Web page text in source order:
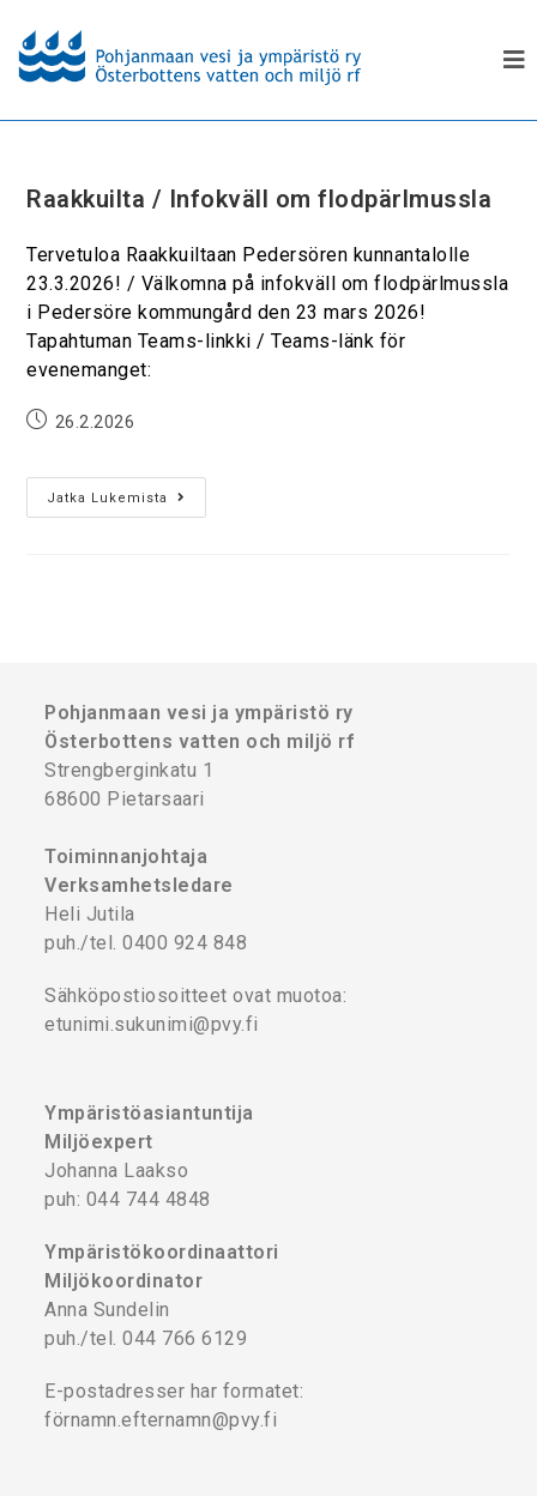
Raakkuilta / Infokväll om flodpärlmussla
Tervetuloa Raakkuiltaan Pedersören kunnantalolle
23.3.2026! / Välkomna på infokväll om flodpärlmussla
i Pedersöre kommungård den 23 mars 2026!
Tapahtuman Teams-linkki / Teams-länk för
evenemanget:
26.2.2026
Jatka Lukemista
Pohjanmaan vesi ja ympäristö ry
Österbottens vatten och miljö rf
Strengberginkatu 1
68600 Pietarsaari
Toiminnanjohtaja
Verksamhetsledare
Heli Jutila
puh./tel. 0400 924 848
Sähköpostiosoitteet ovat muotoa:
etunimi.sukunimi@pvy.fi
Ympäristöasiantuntija
Miljöexpert
Johanna Laakso
puh: 044 744 4848
Ympäristökoordinaattori
Miljökoordinator
Anna Sundelin
puh./tel. 044 766 6129
E-postadresser har formatet:
förnamn.efternamn@pvy.fi